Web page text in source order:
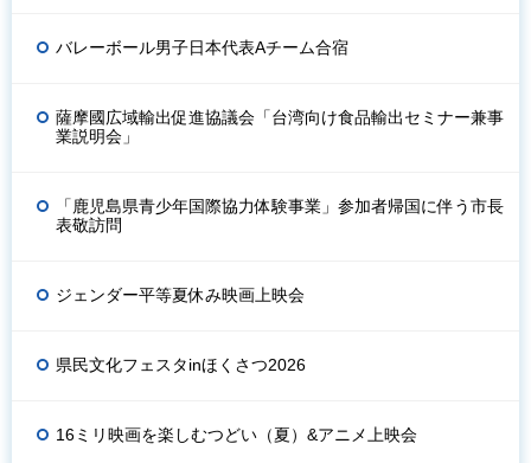
バレーボール男子日本代表Aチーム合宿
薩摩國広域輸出促進協議会「台湾向け食品輸出セミナー兼事
業説明会」
「鹿児島県青少年国際協力体験事業」参加者帰国に伴う市長
表敬訪問
ジェンダー平等夏休み映画上映会
県民文化フェスタinほくさつ2026
16ミリ映画を楽しむつどい（夏）&アニメ上映会